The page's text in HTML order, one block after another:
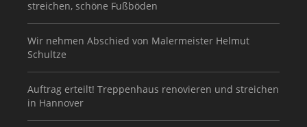
streichen, schöne Fußböden
Wir nehmen Abschied von Malermeister Helmut
Schultze
Auftrag erteilt! Treppenhaus renovieren und streichen
in Hannover